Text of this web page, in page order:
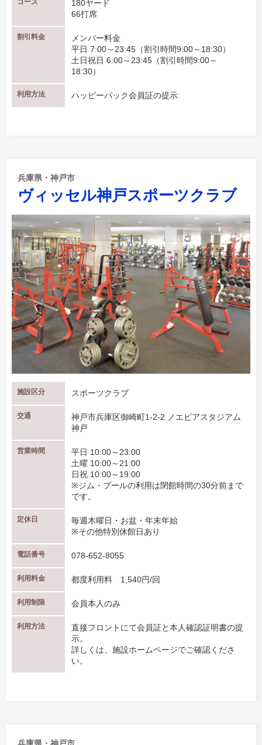
コース
180ヤード
66打席
割引料金
メンバー料金
平日 7:00～23:45（割引時間9:00～18:30）
土日祝日 6:00～23:45（割引時間9:00～
18:30）
利用方法 ハッピーパック会員証の提示
兵庫県・神戸市
ヴィッセル神戸スポーツクラブ
施設区分 スポーツクラブ
交通
神戸市兵庫区御崎町1-2-2 ノエビアスタジアム
神戸
営業時間
平日 10:00～23:00
土曜 10:00～21:00
日祝 10:00～19:00
※ジム・プールの利用は閉館時間の30分前まで
です。
定休日
毎週木曜日・お盆・年末年始
※その他特別休館日あり
電話番号 078-652-8055
利用料金 都度利用料 1,540円/回
利用制限 会員本人のみ
利用方法
直接フロントにて会員証と本人確認証明書の提
示。
詳しくは、施設ホームページでご確認くださ
い。